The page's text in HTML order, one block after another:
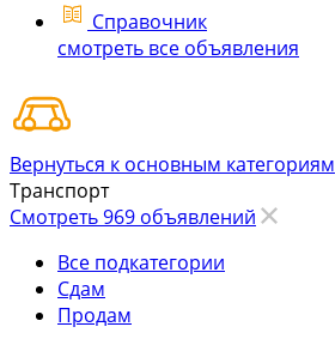
Справочник
смотреть все объявления
Вернуться к основным категориям
Транспорт
Смотреть 969 объявлений
Все подкатегории
Сдам
Продам